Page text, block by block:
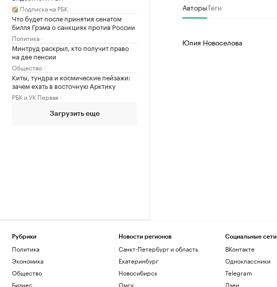
Подписка на РБК
Что будет после принятия сенатом
билля Грэма о санкциях против России
Политика
Минтруд раскрыл, кто получит право
на две пенсии
Общество
Киты, тундра и космические пейзажи:
зачем ехать в восточную Арктику
РБК и УК Первая
Загрузить еще
АвторыТеги
Юлия Новоселова
Рубрики
Политика
Экономика
Общество
Бизнес
Новости регионов
Санкт-Петербург и область
Екатеринбург
Новосибирск
Омск
Социальные сети
ВКонтакте
Одноклассники
Telegram
Дзен